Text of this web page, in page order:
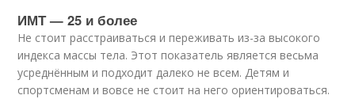
ИМТ — 25 и более
Не стоит расстраиваться и переживать из-за высокого
индекса массы тела. Этот показатель является весьма
усреднённым и подходит далеко не всем. Детям и
спортсменам и вовсе не стоит на него ориентироваться.